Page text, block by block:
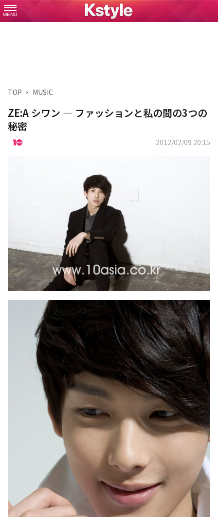
MENU
TOP MUSIC
ZE:A シワン ― ファッションと私の間の3つの
秘密
2012/02/09 20:15